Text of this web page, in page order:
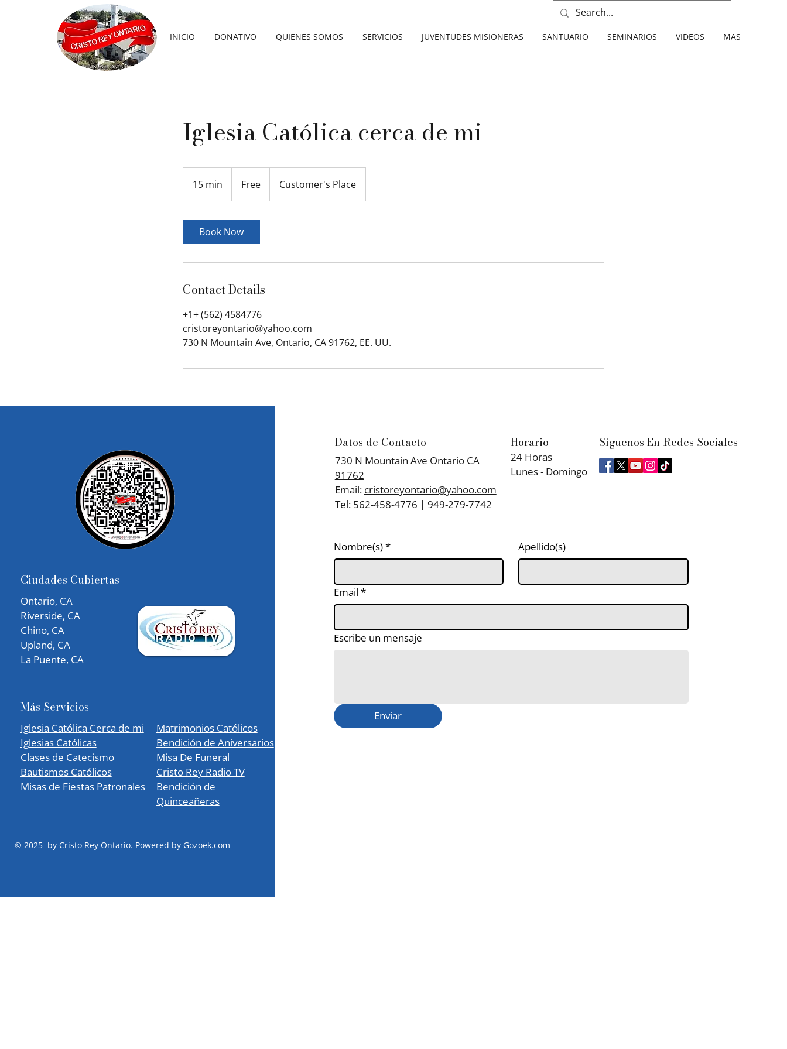
INICIO DONATIVO QUIENES SOMOS SERVICIOS JUVENTUDES MISIONERAS SANTUARIO SEMINARIOS VIDEOS MAS
Iglesia Católica cerca de mi
15 min
5
i
n
Free Customer's Place
Book Now
Contact Details
+1+ (562) 4584776
cristoreyontario@yahoo.com
730 N Mountain Ave, Ontario, CA 91762, EE. UU.
Ciudades Cubiertas
Ontario, CA
Riverside, CA
Chino, CA
Upland, CA
La Puente, CA
Más Servicios
Iglesia Católica Cerca de mi
Iglesias Católicas
Clases de Catecismo
Bautismos Católicos
Misas de Fiestas Patronales
Matrimonios Católicos
Bendición de Aniversarios
Misa De Funeral
Cristo Rey Radio TV
Bendición de
Quinceañeras
© 2025 by Cristo Rey Ontario. Powered by Gozoek.com
Datos de Contacto
730 N Mountain Ave Ontario CA
91762
​Email: cristoreyontario@yahoo.com
Tel: 562-458-4776 | 949-279-7742
Horario
24 Horas
Lunes - Domingo
Síguenos En Redes Sociales
Nombre(s)* Apellido(s)
Email *
Escribe un mensaje
Enviar